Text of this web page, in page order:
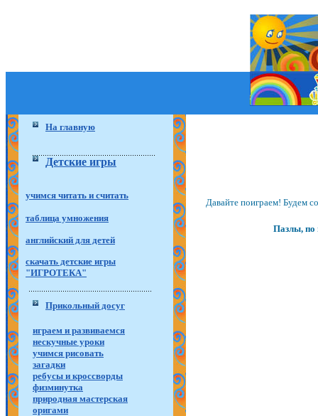
На главную
Детские игры
учимся читать и считать
таблица умножения
английский для детей
скачать детские игры
"ИГРОТЕКА"
Прикольный досуг
играем и развиваемся
нескучные уроки
учимся рисовать
загадки
ребусы и кроссворды
физминутка
природная мастерская
оригами
Давайте поиграем! Будем
Пазлы, по